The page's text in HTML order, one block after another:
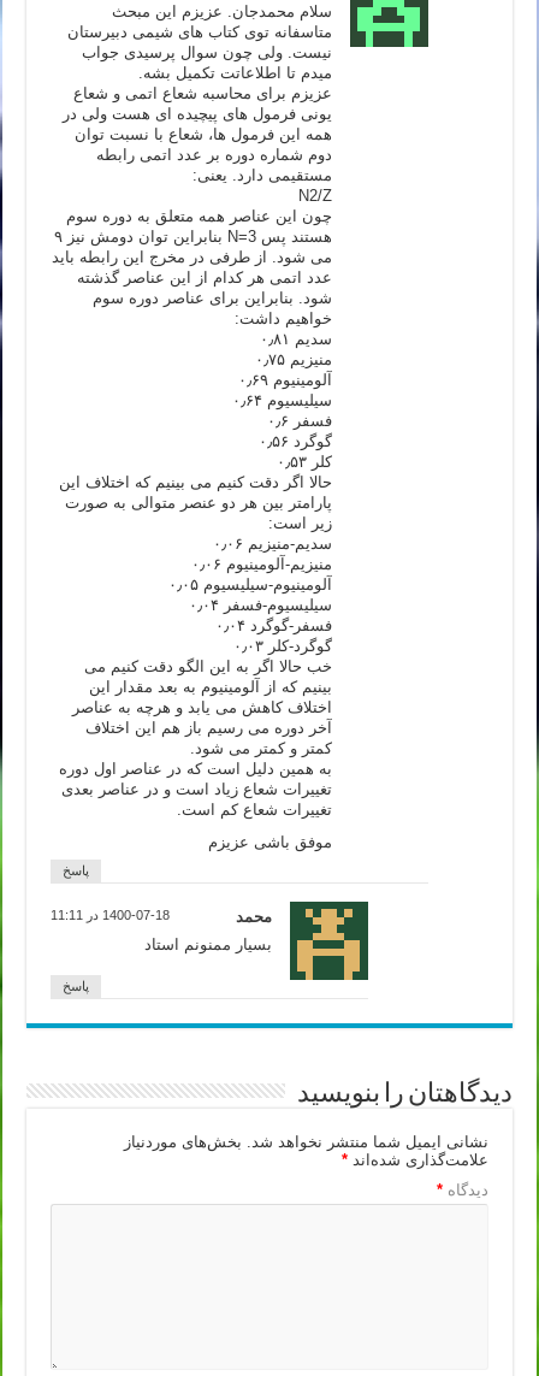
سلام محمدجان. عزیزم این مبحث
متاسفانه توی کتاب های شیمی دبیرستان
نیست. ولی چون سوال پرسیدی جواب
میدم تا اطلاعاتت تکمیل بشه.
عزیزم برای محاسبه شعاع اتمی و شعاع
یونی فرمول های پیچیده ای هست ولی در
همه این فرمول ها، شعاع با نسبت توان
دوم شماره دوره بر عدد اتمی رابطه
مستقیمی دارد. یعنی:
N2/Z
چون این عناصر همه متعلق به دوره سوم
هستند پس N=3 بنابراین توان دومش نیز ۹
می شود. از طرفی در مخرج این رابطه باید
عدد اتمی هر کدام از این عناصر گذشته
شود. بنابراین برای عناصر دوره سوم
خواهیم داشت:
سدیم ۰٫۸۱
منیزیم ۰٫۷۵
آلومینیوم ۰٫۶۹
سیلیسیوم ۰٫۶۴
فسفر ۰٫۶
گوگرد ۰٫۵۶
کلر ۰٫۵۳
حالا اگر دقت کنیم می بینیم که اختلاف این
پارامتر بین هر دو عنصر متوالی به صورت
زیر است:
سدیم-منیزیم ۰٫۰۶
منیزیم-آلومینیوم ۰٫۰۶
آلومینیوم-سیلیسیوم ۰٫۰۵
سیلیسیوم-فسفر ۰٫۰۴
فسفر-گوگرد ۰٫۰۴
گوگرد-کلر ۰٫۰۳
خب حالا اگر به این الگو دقت کنیم می
بینیم که از آلومینیوم به بعد مقدار این
اختلاف کاهش می یابد و هرچه به عناصر
آخر دوره می رسیم باز هم این اختلاف
کمتر و کمتر می شود.
به همین دلیل است که در عناصر اول دوره
تغییرات شعاع زیاد است و در عناصر بعدی
تغییرات شعاع کم است.
موفق باشی عزیزم
پاسخ
محمد 1400-07-18 در 11:11
بسیار ممنونم استاد
پاسخ
دیدگاهتان را بنویسید
نشانی ایمیل شما منتشر نخواهد شد.
بخش‌های موردنیاز
علامت‌گذاری شده‌اند*
دیدگاه*